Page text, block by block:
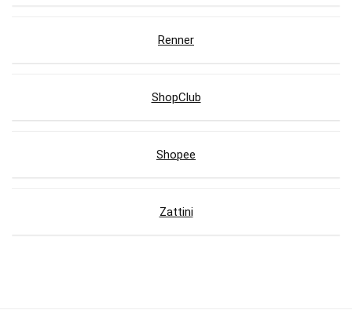
Renner
ShopClub
Shopee
Zattini